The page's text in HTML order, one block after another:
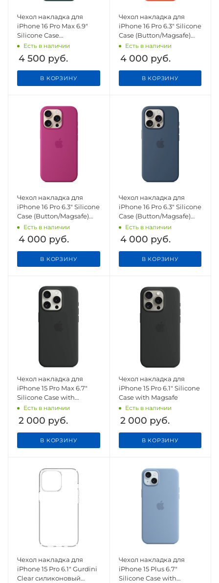
Чехол накладка для
iPhone 16 Pro Max 6.9"
Silicone Case
(Button/Magsafe) Lake
Green
Есть в наличии
4 500 руб.
В КОРЗИНУ
Чехол накладка для
iPhone 16 Pro 6.3" Silicone
Case (Button/Magsafe)
Tangerine
Есть в наличии
4 000 руб.
В КОРЗИНУ
Чехол накладка для
iPhone 16 Pro 6.3" Silicone
Case (Button/Magsafe)
Fuchsia
Есть в наличии
4 000 руб.
В КОРЗИНУ
Чехол накладка для
iPhone 16 Pro 6.3" Silicone
Case (Button/Magsafe)
Denim
Есть в наличии
4 000 руб.
В КОРЗИНУ
Чехол накладка для
iPhone 15 Pro Max 6.7"
Silicone Case with
Magsafe
Есть в наличии
2 000 руб.
В КОРЗИНУ
Чехол накладка для
iPhone 15 Pro 6.1" Silicone
Case with Magsafe
Есть в наличии
2 000 руб.
В КОРЗИНУ
Чехол накладка для
iPhone 15 Pro 6.1" Gurdini
Clear силиконовый
Чехол накладка для
iPhone 15 Plus 6.7"
Silicone Case with